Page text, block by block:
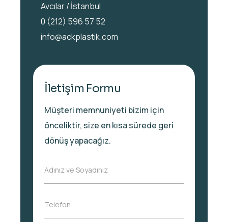
Avcılar / İstanbul
0 (212) 596 57 52
info@ackplastik.com
İletişim Formu
Müşteri memnuniyeti bizim için
önceliktir, size en kısa sürede geri
dönüş yapacağız.
A
ı
z
Adınız ve Soyadınız
T
Telefon